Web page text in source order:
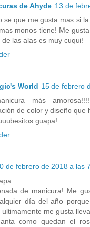
de Ahyde 13 de
se que me gusta mas si
monos tiene! Me
las alas es muy cuqui!
World 15 de febrero
más
de color y diseño que
guapa!
de febrero de 2018 a las
de manicura! Me
día del año
ultimamente me gusta
como quedan el